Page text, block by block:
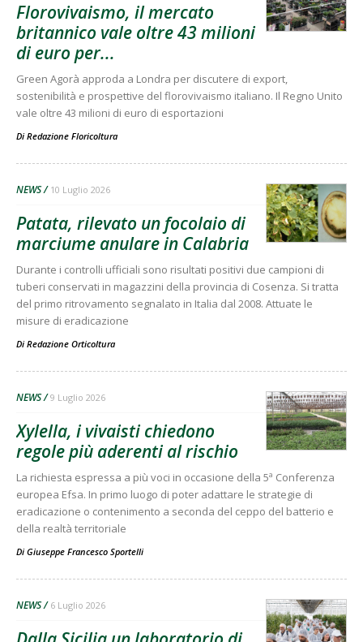
Florovivaismo, il mercato
britannico vale oltre 43 milioni
di euro per...
Green Agorà approda a Londra per discutere di export,
sostenibilità e prospettive del florovivaismo italiano. Il Regno Unito
vale oltre 43 milioni di euro di esportazioni
Di Redazione Floricoltura
NEWS 10 Luglio 2026
Patata, rilevato un focolaio di
marciume anulare in Calabria
Durante i controlli ufficiali sono risultati positivi due campioni di
tuberi conservati in magazzini della provincia di Cosenza. Si tratta
del primo ritrovamento segnalato in Italia dal 2008. Attuate le
misure di eradicazione
Di Redazione Orticoltura
NEWS 9 Luglio 2026
Xylella, i vivaisti chiedono
regole più aderenti al rischio
La richiesta espressa a più voci in occasione della 5ª Conferenza
europea Efsa. In primo luogo di poter adattare le strategie di
eradicazione o contenimento a seconda del ceppo del batterio e
della realtà territoriale
Di Giuseppe Francesco Sportelli
NEWS 6 Luglio 2026